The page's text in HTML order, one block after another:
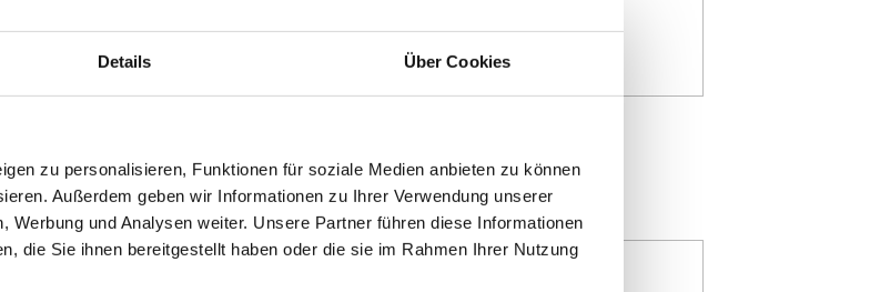
Details Über Cookies
zu personalisieren, Funktionen für soziale Medien anbieten zu können
Außerdem geben wir Informationen zu Ihrer Verwendung unserer
Werbung und Analysen weiter. Unsere Partner führen diese Informationen
die Sie ihnen bereitgestellt haben oder die sie im Rahmen Ihrer Nutzung
Set Minions mit Salzstreuern und Löffel, 4-teilig
2.975 Punkte